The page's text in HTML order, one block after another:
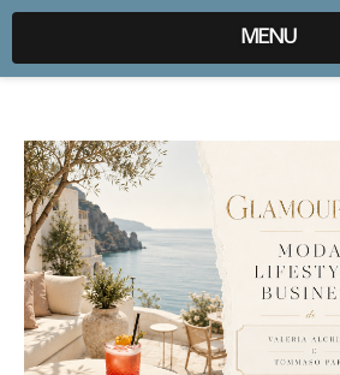
expr:lang=it;data:blog.locale
MENU